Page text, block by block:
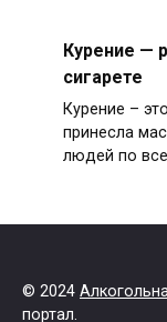
Курение —
сигарете
Курение –
принесла
людей по
© 2024
портал.